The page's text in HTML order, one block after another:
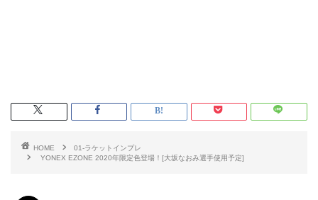
HOME
01-ラケットインプレ
YONEX EZONE 2020年限定色登場！[大坂なおみ選手使用予定]